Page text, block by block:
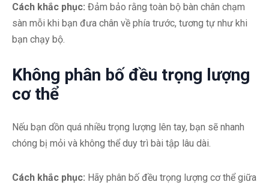
Cách khắc phục: Đảm bảo rằng toàn bộ bàn chân chạm
sàn mỗi khi bạn đưa chân về phía trước, tương tự như khi
bạn chạy bộ.
Không phân bố đều trọng lượng
cơ thể
Nếu bạn dồn quá nhiều trọng lượng lên tay, bạn sẽ nhanh
chóng bị mỏi và không thể duy trì bài tập lâu dài.
Cách khắc phục: Hãy phân bố đều trọng lượng cơ thể giữa